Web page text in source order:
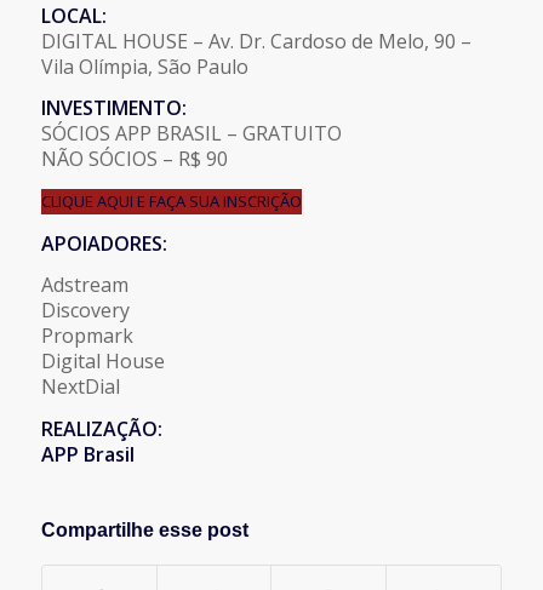
LOCAL:
DIGITAL HOUSE – Av. Dr. Cardoso de Melo, 90 –
Vila Olímpia, São Paulo
INVESTIMENTO:
SÓCIOS APP BRASIL – GRATUITO
NÃO SÓCIOS – R$ 90
CLIQUE AQUI E FAÇA SUA INSCRIÇÃO
APOIADORES:
Adstream
Discovery
Propmark
Digital House
NextDial
REALIZAÇÃO:
APP Brasil
Compartilhe esse post